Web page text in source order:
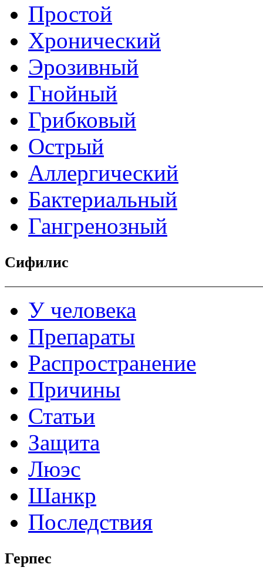
Простой
Хронический
Эрозивный
Гнойный
Грибковый
Острый
Аллергический
Бактериальный
Гангренозный
Сифилис
У человека
Препараты
Распространение
Причины
Статьи
Защита
Люэс
Шанкр
Последствия
Герпес